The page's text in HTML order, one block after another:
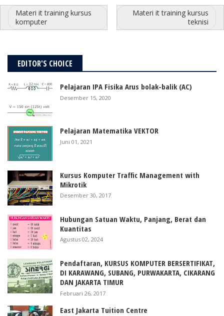
Materi it training kursus
komputer
Materi it training kursus
teknisi
EDITOR'S CHOICE
Pelajaran IPA Fisika Arus bolak-balik (AC)
Desember 15, 2020
Pelajaran Matematika VEKTOR
Juni 01, 2021
Kursus Komputer Traffic Management with
Mikrotik
Desember 30, 2017
Hubungan Satuan Waktu, Panjang, Berat dan
Kuantitas
Agustus 02, 2024
Pendaftaran, KURSUS KOMPUTER BERSERTIFIKAT,
DI KARAWANG, SUBANG, PURWAKARTA, CIKARANG
DAN JAKARTA TIMUR
Februari 26, 2017
East Jakarta Tuition Centre